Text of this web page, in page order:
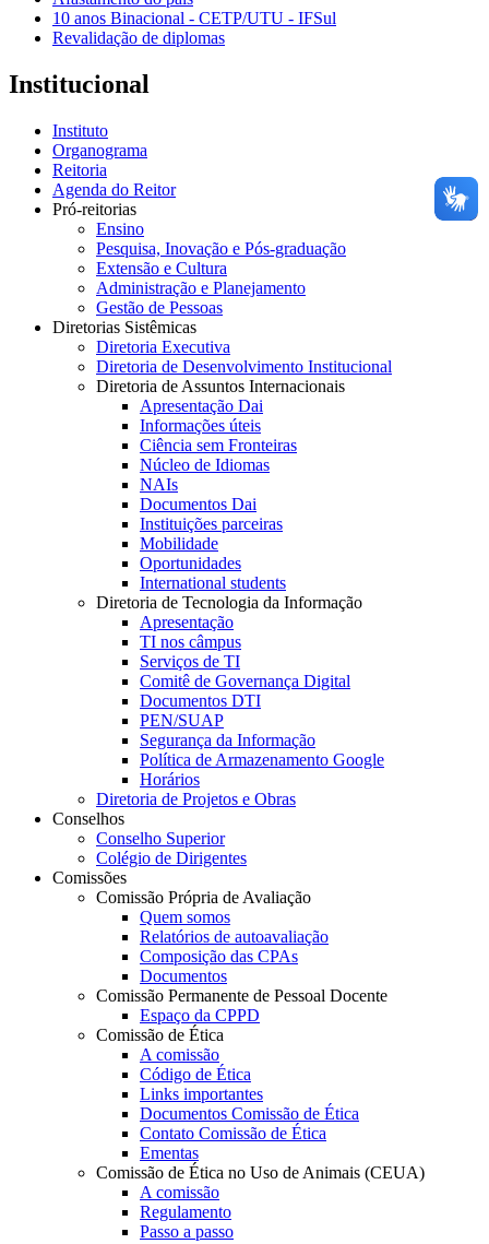
10 anos Binacional - CETP/UTU - IFSul
Revalidação de diplomas
Institucional
Instituto
Organograma
Reitoria
Agenda do Reitor
Pró-reitorias
Ensino
Pesquisa, Inovação e Pós-graduação
Extensão e Cultura
Administração e Planejamento
Gestão de Pessoas
Diretorias Sistêmicas
Diretoria Executiva
Diretoria de Desenvolvimento Institucional
Diretoria de Assuntos Internacionais
Apresentação Dai
Informações úteis
Ciência sem Fronteiras
Núcleo de Idiomas
NAIs
Documentos Dai
Instituições parceiras
Mobilidade
Oportunidades
International students
Diretoria de Tecnologia da Informação
Apresentação
TI nos câmpus
Serviços de TI
Comitê de Governança Digital
Documentos DTI
PEN/SUAP
Segurança da Informação
Política de Armazenamento Google
Horários
Diretoria de Projetos e Obras
Conselhos
Conselho Superior
Colégio de Dirigentes
Comissões
Comissão Própria de Avaliação
Quem somos
Relatórios de autoavaliação
Composição das CPAs
Documentos
Comissão Permanente de Pessoal Docente
Espaço da CPPD
Comissão de Ética
A comissão
Código de Ética
Links importantes
Documentos Comissão de Ética
Contato Comissão de Ética
Ementas
Comissão de Ética no Uso de Animais (CEUA)
A comissão
Regulamento
Passo a passo